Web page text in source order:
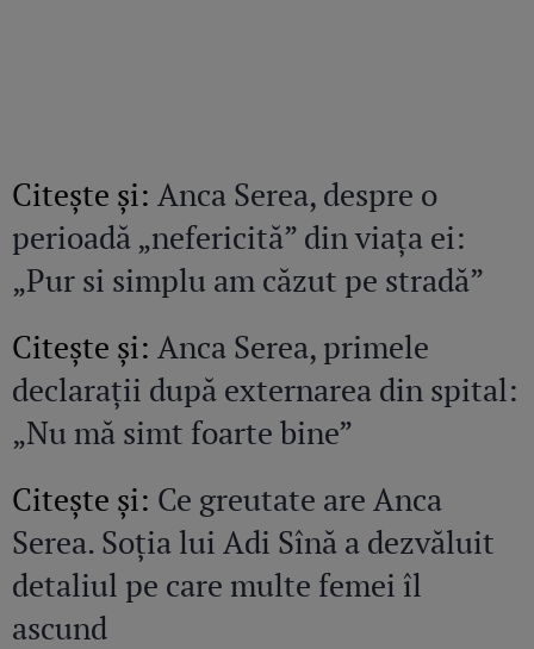
Citeşte şi: Anca Serea, despre o
perioadă „nefericită” din viața ei:
„Pur si simplu am căzut pe stradă”
Citeşte şi: Anca Serea, primele
declarații după externarea din spital:
„Nu mă simt foarte bine”
Citeşte şi: Ce greutate are Anca
Serea. Soția lui Adi Sînă a dezvăluit
detaliul pe care multe femei îl
ascund